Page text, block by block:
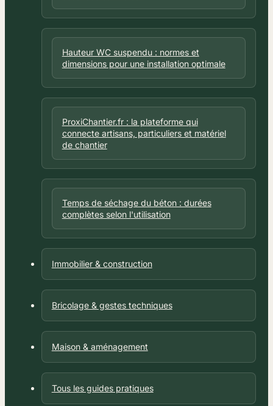
Hauteur WC suspendu : normes et
dimensions pour une installation optimale
ProxiChantier.fr : la plateforme qui
connecte artisans, particuliers et matériel
de chantier
Temps de séchage du béton : durées
complètes selon l'utilisation
Immobilier & construction
Bricolage & gestes techniques
Maison & aménagement
Tous les guides pratiques